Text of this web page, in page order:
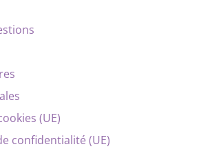
(UE)
confidentialité (UE)